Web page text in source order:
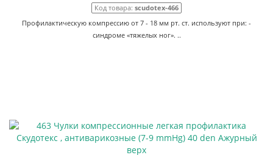
Код товара: scudotex-466
Профилактическую компрессию от 7 - 18 мм рт. ст. используют при: -
синдроме «тяжелых ног». ..